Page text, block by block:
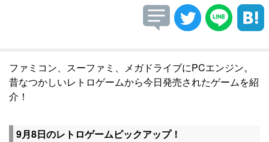
ファミコン、スーファミ、メガドライブにPCエンジン。
昔なつかしいレトロゲームから今日発売されたゲームを紹
介！
9月8日のレトロゲームピックアップ！